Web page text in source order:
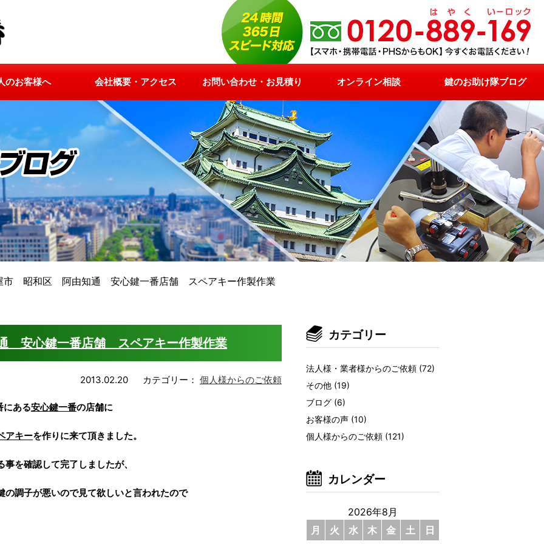
のお客様へ 会社概要・アクセス お問い合わせ・お見積り オンライン相談 鍵のお助け隊ブログ
市 昭和区 阿由知通 安心鍵一番店舗 スペアキー作製作業
安心鍵一番店舗 スペアキー作製作業
2013.02.20 カテゴリー： 個人様からのご依頼
にある安心鍵一番の店舗に
アキーを作りに来て頂きました。
を確認して完了しましたが、
調子が悪いので見て欲しいと言われたので
カテゴリー
法人様・業者様からのご依頼 (72)
その他 (19)
ブログ (6)
お客様の声 (10)
個人様からのご依頼 (121)
カレンダー
2026年8月
月
火 水 木 金 土 日